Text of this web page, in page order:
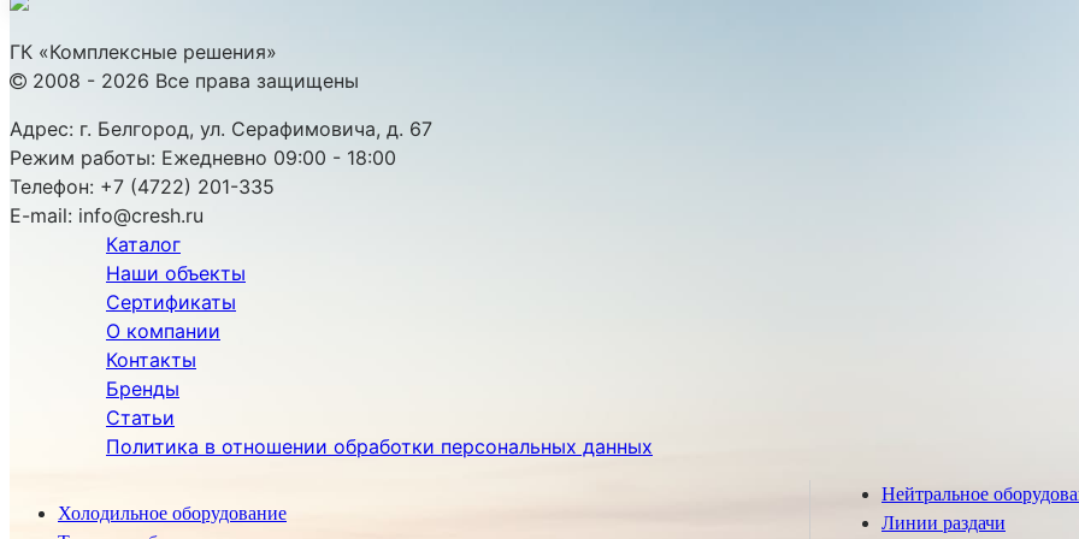
ГК «Комплексные решения»
2008 - 2026 Все права защищены
Адрес: г. Белгород, ул. Серафимовича, д. 67
Режим работы: Ежедневно 09:00 - 18:00
Телефон: +7 (4722) 201-335
E-mail: info@cresh.ru
Каталог
Наши объекты
Сертификаты
О компании
Контакты
Бренды
Статьи
Политика в отношении обработки персональных данных
Холодильное оборудование
Нейтральное
Линии раздачи